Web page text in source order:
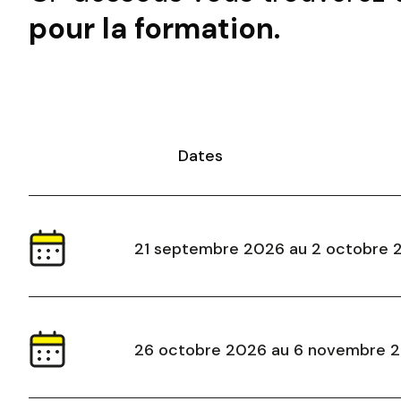
pour la formation.
Dates
21 septembre 2026 au 2 octobre
26 octobre 2026 au 6 novembre